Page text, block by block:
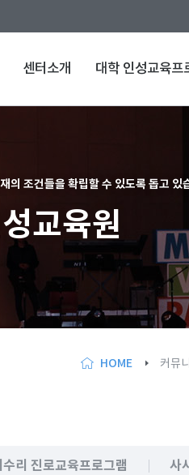
센터소개 대학 인성교육프
의 조건들을 확립할 수 있도록 돕고 있
교육원
HOME 커뮤
리 진로교육프로그램 사